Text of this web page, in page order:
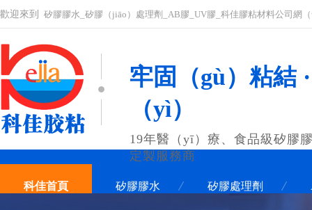
歡迎來到 矽膠膠水_矽膠（jiāo）處理劑_AB膠_UV膠_科佳膠粘材料公司網
牢固（gù）粘結
（yì）
19年醫（yī）療、食品級矽膠
定製服務商
科佳首頁 矽膠膠水 矽膠處理劑